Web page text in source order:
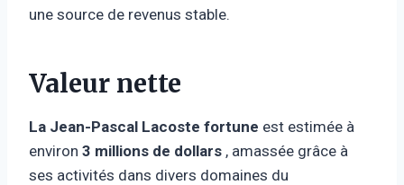
une source de revenus stable.
Valeur nette
La Jean-Pascal Lacoste fortune est estimée à
environ 3 millions de dollars , amassée grâce à
ses activités dans divers domaines du